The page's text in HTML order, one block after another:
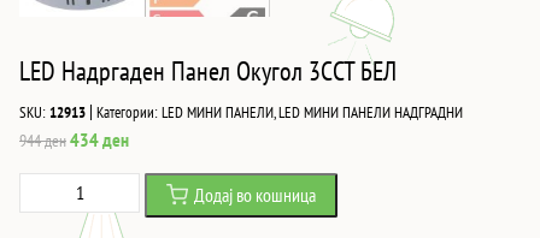
LED Надргаден Панел Окугол 3CCT БЕЛ
SKU:12913 | Категории:LED МИНИ ПАНЕЛИ,LED МИНИ ПАНЕЛИ НАДГРАДНИ
944денOriginal
was:
944 ден.
434денCurrent
434 ден.
Надргаден
Додај во кошница